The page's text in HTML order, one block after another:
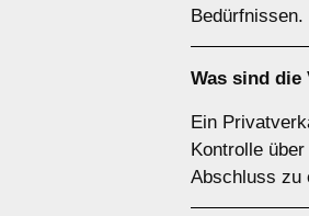
Was sind die
Ein
Kontrolle
Abschluss zu